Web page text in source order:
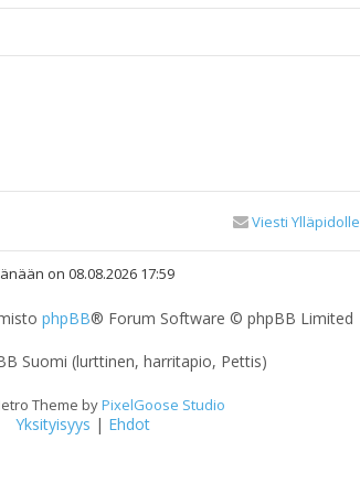
Viesti Ylläpidolle
on 08.08.2026 17:59
phpBB® Forum Software © phpBB Limited
Suomi (lurttinen, harritapio, Pettis)
Theme byPixelGoose Studio
Yksityisyys | Ehdot